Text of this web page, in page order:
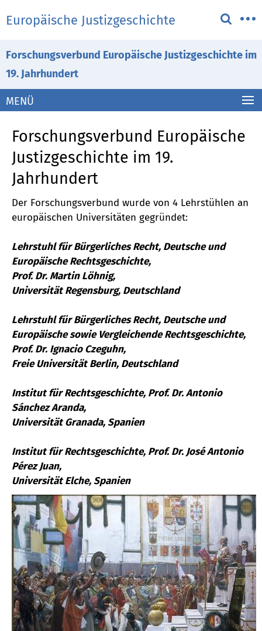
direkt
Inhalt
Europäische Justizgeschichte
Service-
Navigation
Forschungsverbund Europäische Justizgeschichte im
19. Jahrhundert
MENÜ
Forschungsverbund Europäische
Justizgeschichte im 19.
Jahrhundert
Der Forschungsverbund wurde von 4 Lehrstühlen an
europäischen Universitäten gegründet:
Lehrstuhl für Bürgerliches Recht, Deutsche und
Europäische Rechtsgeschichte,
Prof. Dr. Martin Löhnig,
Universität Regensburg, Deutschland
Lehrstuhl für Bürgerliches Recht, Deutsche und
Europäische sowie Vergleichende Rechtsgeschichte,
Prof. Dr. Ignacio Czeguhn,
Freie Universität Berlin, Deutschland
Institut für Rechtsgeschichte, Prof. Dr. Antonio
Sánchez Aranda,
Universität Granada, Spanien
Institut für Rechtsgeschichte, Prof. Dr. José Antonio
Pérez Juan,
Universität Elche, Spanien